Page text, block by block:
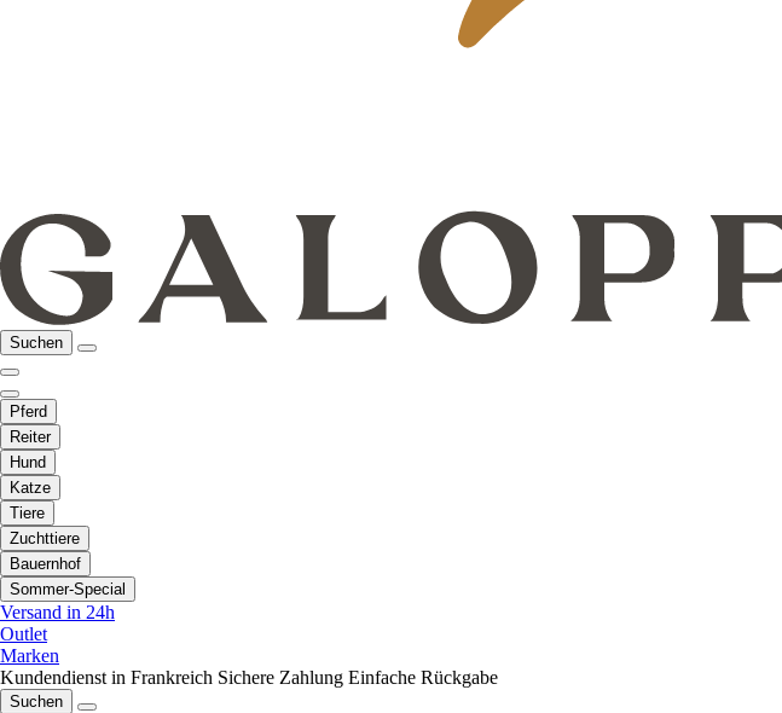
Suchen
Pferd
Reiter
Hund
Katze
Tiere
Zuchttiere
Bauernhof
Sommer-Special
Versand in 24h
Outlet
Marken
Kundendienst in Frankreich Sichere Zahlung Einfache Rückgabe
Suchen